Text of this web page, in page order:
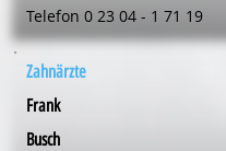
Telefon 0 23 04 - 1 71 19
Zahnärzte
Frank
Busch